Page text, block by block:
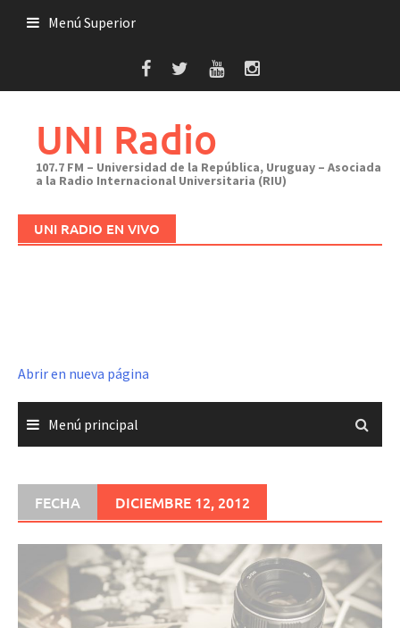
Menú Superior
UNI Radio
107.7 FM – Universidad de la República, Uruguay – Asociada
a la Radio Internacional Universitaria (RIU)
UNI RADIO EN VIVO
Abrir en nueva página
Menú principal
FECHA DICIEMBRE 12, 2012